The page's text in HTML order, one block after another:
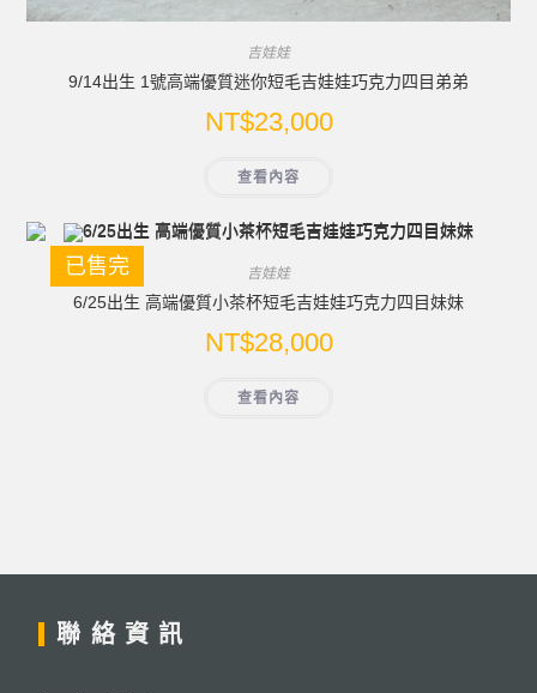
吉娃娃
9/14出生 1號高端優質迷你短毛吉娃娃巧克力四目弟弟
NT$23,000
查看內容
已售完 吉娃娃
6/25出生 高端優質小茶杯短毛吉娃娃巧克力四目妹妹
NT$28,000
查看內容
聯絡資訊